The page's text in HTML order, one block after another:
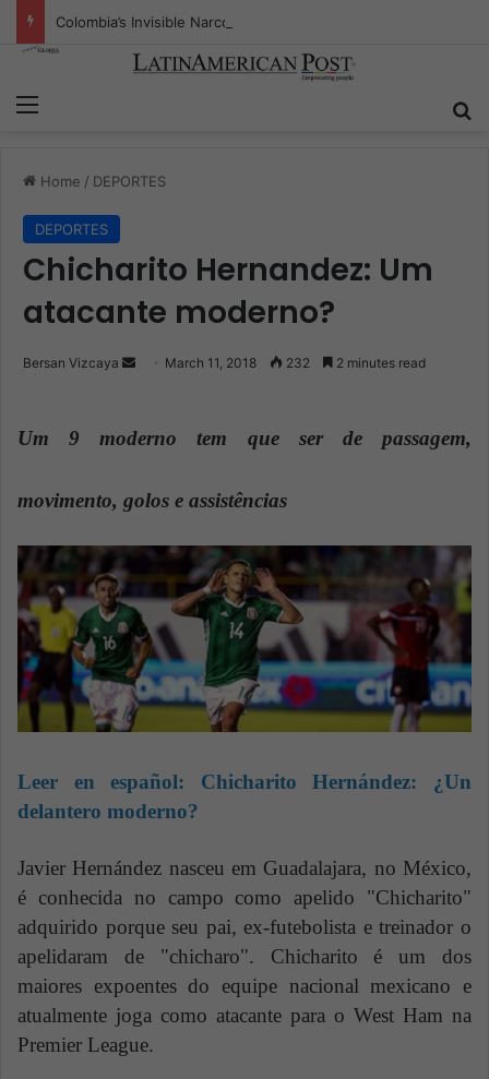
Home / DEPORTES
DEPORTES
Chicharito Hernandez: Um
atacante moderno?
Bersan Vizcaya
d
n
m
i
March 11, 2018 232 2 minutes read
Um 9 moderno tem que ser de passagem,
movimento, golos e assistências
Leer en español: Chicharito Hernández: ¿Un
delantero moderno?
Javier Hernández nasceu em Guadalajara, no México,
é conhecida no campo como apelido "Chicharito"
adquirido porque seu pai, ex-futebolista e treinador o
apelidaram de "chicharo". Chicharito é um dos
maiores expoentes do equipe nacional mexicano e
atualmente joga como atacante para o West Ham na
Premier League.